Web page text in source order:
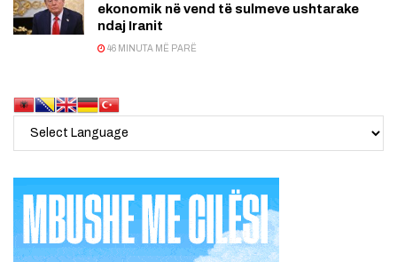
ekonomik në vend të sulmeve ushtarake
ndaj Iranit
46 MINUTA MË PARË